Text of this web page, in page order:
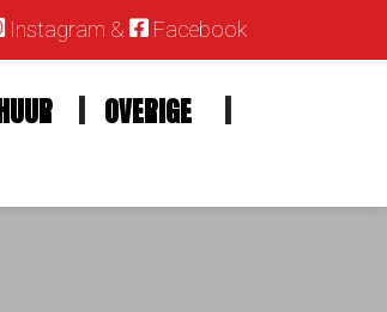
Instagram & Facebook
OVERIGE